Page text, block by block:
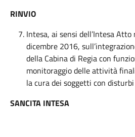
RINVIO
Intesa, ai sensi dell’Intesa
dicembre 2016,
della Cabina di Regia con
monitoraggio delle attività
la cura dei soggetti con
SANCITA INTESA